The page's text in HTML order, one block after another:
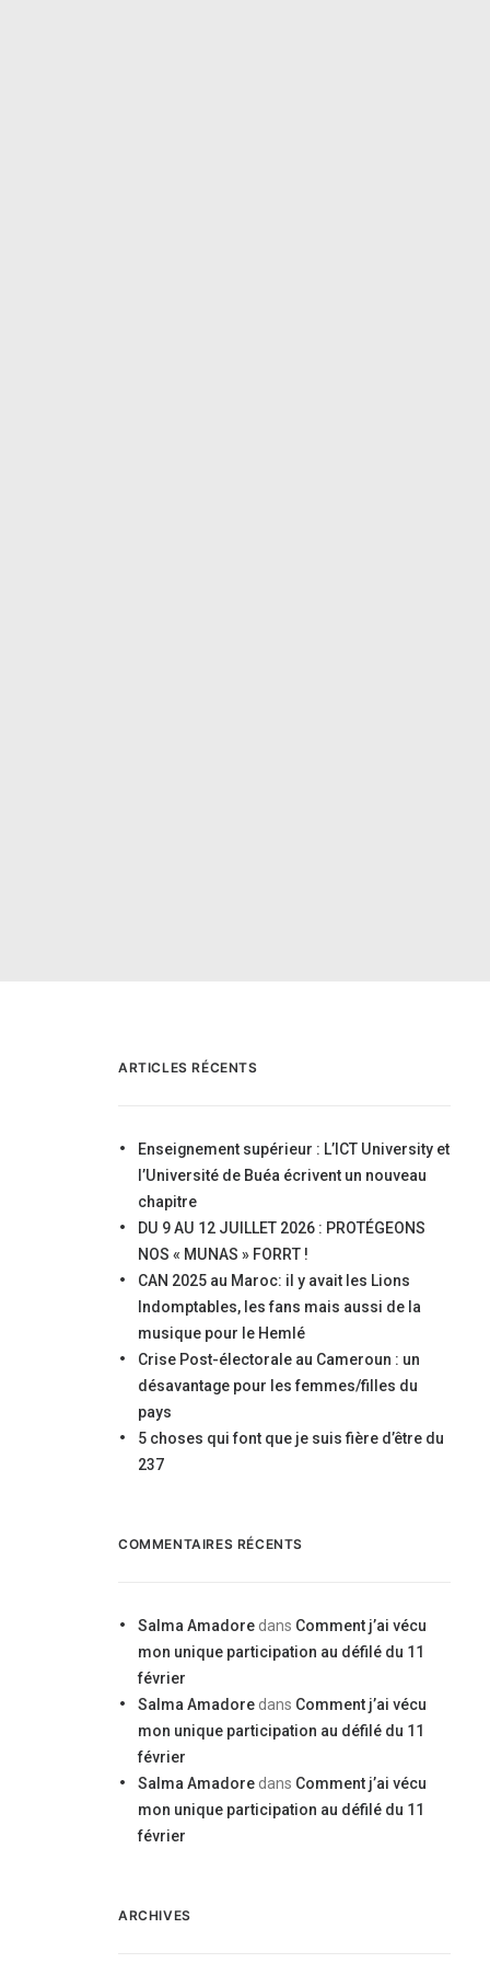
ARTICLES RÉCENTS
Enseignement supérieur : L’ICT University et
l’Université de Buéa écrivent un nouveau
chapitre
DU 9 AU 12 JUILLET 2026 : PROTÉGEONS
NOS « MUNAS » FORRT !
CAN 2025 au Maroc: il y avait les Lions
Indomptables, les fans mais aussi de la
musique pour le Hemlé
Crise Post-électorale au Cameroun : un
désavantage pour les femmes/filles du
pays
5 choses qui font que je suis fière d’être du
237
COMMENTAIRES RÉCENTS
Salma Amadore dans Comment j’ai vécu
mon unique participation au défilé du 11
février
Salma Amadore dans Comment j’ai vécu
mon unique participation au défilé du 11
février
Salma Amadore dans Comment j’ai vécu
mon unique participation au défilé du 11
février
ARCHIVES